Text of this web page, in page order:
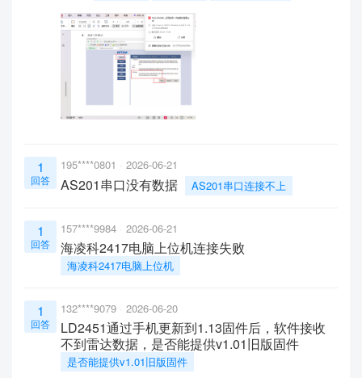
1
回答
195****0801 2026-06-21
AS201串口没有数据 AS201串口连接不上
1
回答
157****9984 2026-06-21
海凌科2417电脑上位机连接失败
海凌科2417电脑上位机
1
回答
132****9079 2026-06-20
LD2451通过手机更新到1.13固件后，软件接收
不到雷达数据，是否能提供v1.01旧版固件
是否能提供v1.01旧版固件